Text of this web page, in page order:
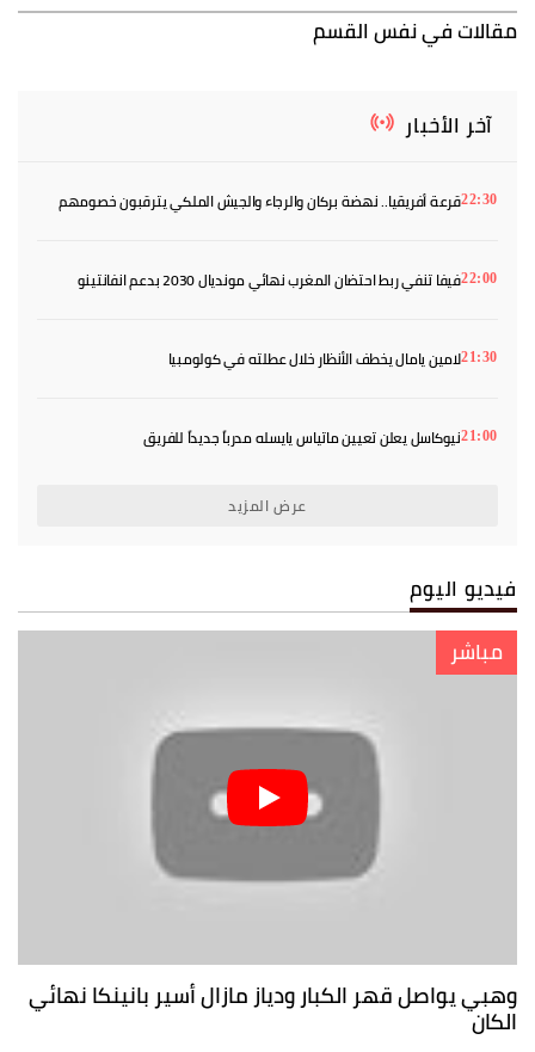
مقالات في نفس القسم
آخر الأخبار
22:30قرعة أفريقيا.. نهضة بركان والرجاء والجيش الملكي يترقبون خصومهم
22:00فيفا تنفي ربط احتضان المغرب نهائي مونديال 2030 بدعم انفانتينو
21:30لامين يامال يخطف الأنظار خلال عطلته في كولومبيا
21:00نيوكاسل يعلن تعيين ماتياس يايسله مدرباً جديداً للفريق
عرض المزيد
فيديو اليوم
مباشر
وهبي يواصل قهر الكبار ودياز مازال أسير بانينكا نهائي
الكان